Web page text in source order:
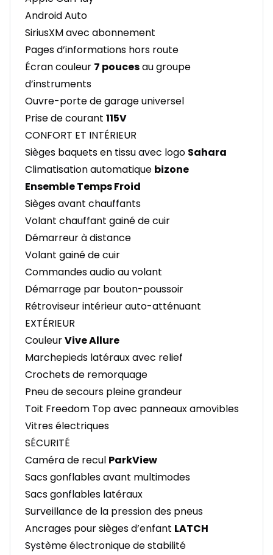
Android Auto
SiriusXM avec abonnement
Pages d’informations hors route
Écran couleur 7 poucesau groupe
d’instruments
Ouvre-porte de garage universel
Prise de courant 115V
CONFORT ET INTÉRIEUR
Sièges baquets en tissu avec logo Sahara
Climatisation automatique bizone
Ensemble Temps Froid
Sièges avant chauffants
Volant chauffant gainé de cuir
Démarreur à distance
Volant gainé de cuir
Commandes audio au volant
Démarrage par bouton-poussoir
Rétroviseur intérieur auto-atténuant
EXTÉRIEUR
CouleurVive Allure
Marchepieds latéraux avec relief
Crochets de remorquage
Pneu de secours pleine grandeur
Toit Freedom Top avec panneaux amovibles
Vitres électriques
SÉCURITÉ
Caméra de recul ParkView
Sacs gonflables avant multimodes
Sacs gonflables latéraux
Surveillance de la pression des pneus
Ancrages pour sièges d’enfant LATCH
Système électronique de stabilité